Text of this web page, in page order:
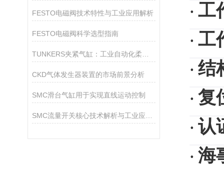
FESTO电磁阀技术特性与工业应用解析
FESTO电磁阀科学选型指南
CKD气体发生器装置的市场前景分析
SMC滑台气缸用于实现直线运动控制
· 工
· 工
· 结
· 复
· 认
· 海